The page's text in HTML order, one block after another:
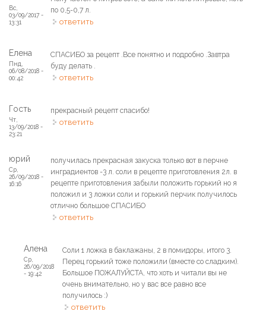
Вс,
03/09/2017 -
13:31
по 0,5-0,7 л.
ответить
Елена
Пнд,
06/08/2018 -
00:42
СПАСИБО за рецепт .Все понятно и подробно .Завтра
буду делать .
ответить
Гость
Чт,
13/09/2018 -
23:21
прекрасный рецепт спасибо!
ответить
юрий
Ср,
26/09/2018 -
16:16
получилась прекрасная закуска только вот в перчне
инградиентов -3 л. соли в рецепте приготовления 2л. в
рецепте приготовления забыли положить горький но я
положил и 3 ложки соли и горький перчик получилось
отлично большое СПАСИБО
ответить
Алена
Ср,
26/09/2018
- 19:42
Соли 1 ложка в баклажаны, 2 в помидоры, итого 3.
Перец горький тоже положили (вместе со сладким).
Большое ПОЖАЛУЙСТА, что хоть и читали вы не
очень внимательно, но у вас все равно все
получилось :)
ответить